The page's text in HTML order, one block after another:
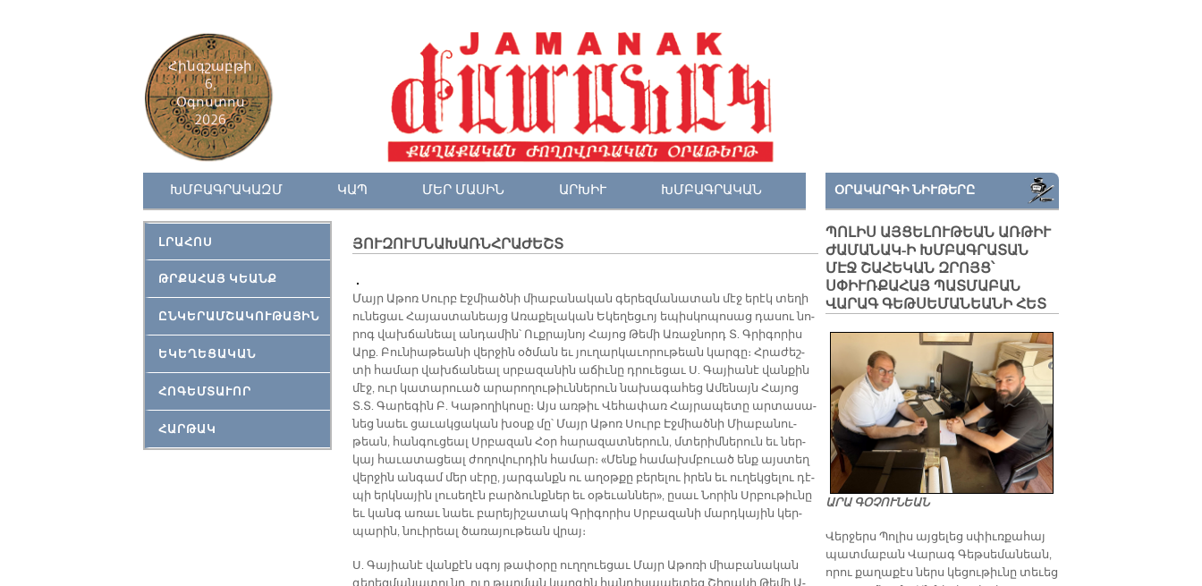
Հինգշաբթի
6,
Օգոստոս
2026
ԽՄԲԱԳՐԱԿԱԶՄ ԿԱՊ ՄԵՐ ՄԱՍԻՆ ԱՐԽԻՒ ԽՄԲԱԳՐԱԿԱՆ
ԼՐԱՀՈՍ
ԹՐՔԱՀԱՅ ԿԵԱՆՔ
ԸՆԿԵՐԱՄՇԱԿՈՒԹԱՅԻՆ
ԵԿԵՂԵՑԱԿԱՆ
ՀՈԳԵՄՏԱՒՈՐ
ՀԱՐԹԱԿ
ՅՈՒԶՈՒՄՆԱԽԱՌՆՀՐԱԺԵՇՏ
Մայր Ա­թոռ Սուրբ Էջ­միած­նի միա­բա­նա­կան գե­րեզ­մա­նա­տան մէջ ե­րէկ տե­ղի
ու­նե­ցաւ Հա­յաս­տա­նեայց Ա­ռա­քե­լա­կան Ե­կե­ղեց­ւոյ ե­պիս­կո­պո­սաց դա­սու նո­
րոգ վախ­ճա­նեալ ան­դա­մին՝ Ուք­րայ­նոյ Հա­յոց Թե­մի Ա­ռաջ­նորդ Տ. Գրի­գո­րիս
Արք. Բու­նիա­թեա­նի վեր­ջին օծ­ման եւ յու­ղար­կա­ւո­րու­թեան կար­գը։ Հրա­ժեշ­
տի հա­մար վախ­ճա­նեալ սրբա­զա­նին ա­ճիւ­նը դրուե­ցաւ Ս. Գա­յիա­նէ վան­քին
մէջ, ուր կա­տա­րուած ա­րա­րո­ղու­թիւն­նե­րուն նա­խա­գա­հեց Ա­մե­նայն Հա­յոց
Տ.Տ. Գա­րե­գին Բ. Կա­թողի­կո­սը։ Այս առ­թիւ Վե­հա­փառ Հայ­րա­պե­տը ար­տա­սա­
նեց նաեւ ցա­ւակ­ցա­կան խօսք մը՝ Մայր Ա­թոռ Սուրբ Էջ­միած­նի Միա­բա­նու­
թեան, հան­գու­ցեալ Սրբա­զան Հօր հա­րա­զատ­նե­րուն, մտե­րիմ­նե­րուն եւ ներ­
կայ հա­ւա­տա­ցեալ ժո­ղո­վուր­դին հա­մար։ «Մենք հա­մախմ­բուած ենք այս­տեղ
վեր­ջին ան­գամ մեր սէ­րը, յար­գանքն ու ա­ղօթ­քը բե­րե­լու ի­րեն եւ ու­ղեկ­ցե­լու դէ­
պի երկ­նա­յին լու­սե­ղէն բար­ձունք­ներ եւ օ­թե­ւան­ներ», ը­սաւ Նո­րին Սրբու­թիւ­նը
եւ կանգ ա­ռաւ նաեւ բա­րե­յի­շա­տակ Գրի­գո­րիս Սրբա­զա­նի մարդ­կա­յին կեր­
պա­րին, նուի­րեալ ծա­ռա­յու­թեան վրայ։
Ս. Գա­յիա­նէ վան­քէն սգոյ թա­փօ­րը ուղ­ղուե­ցաւ Մայր Ա­թո­ռի միա­բա­նա­կան
ՕՐԱԿԱՐԳԻ ՆԻՒԹԵՐԸ
ՊՈԼԻՍ ԱՅՑԵԼՈՒԹԵԱՆ ԱՌԹԻՒ
ԺԱՄԱՆԱԿ-Ի ԽՄԲԱԳՐԱՏԱՆ
ՄԷՋ ՇԱՀԵԿԱՆ ԶՐՈՅՑ՝
ՍՓԻՒՌՔԱՀԱՅ ՊԱՏՄԱԲԱՆ
ՎԱՐԱԳ ԳԵԹՍԵՄԱՆԵԱՆԻ ՀԵՏ
ԱՐԱ ԳՕՉՈՒՆԵԱՆ
Վերջերս Պոլիս այցելեց սփիւռքահայ
պատմաբան Վարագ Գեթսեմանեան,
որու քաղաքէս ներս կեցութիւնը տեւեց